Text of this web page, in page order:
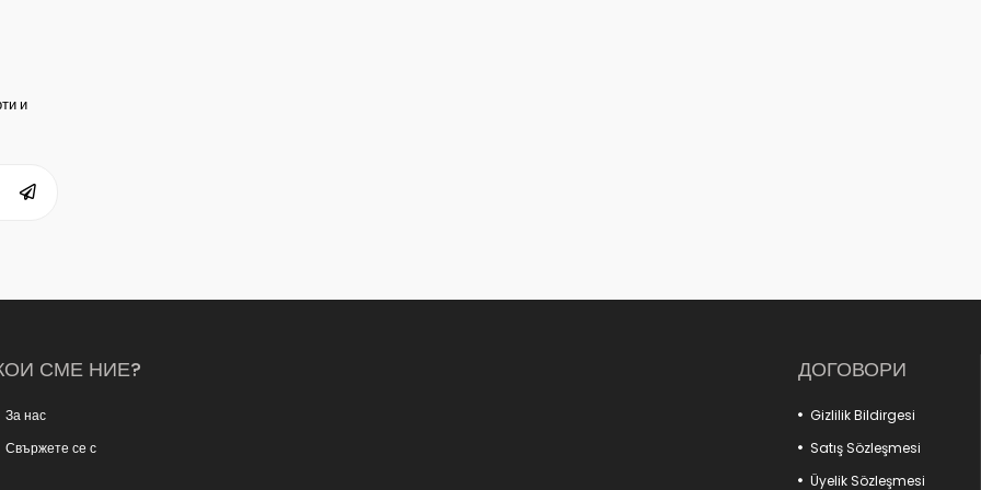
и
СМЕ НИЕ?
За нас
Свържете се с
ДОГОВОРИ
Gizlilik Bildirgesi
Satış Sözleşmesi
Üyelik Sözleşmesi